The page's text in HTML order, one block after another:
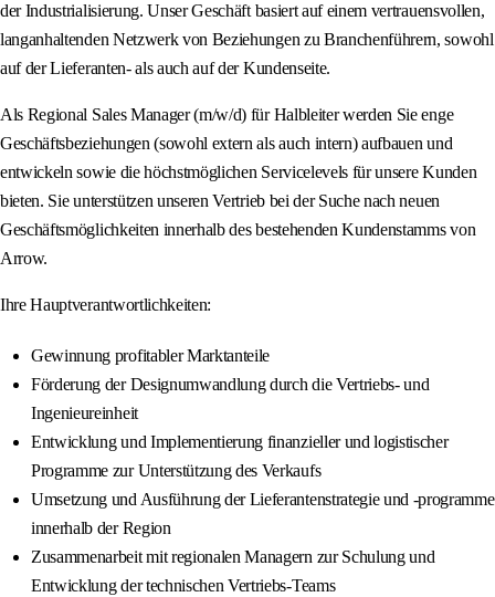
der Industrialisierung. Unser Geschäft basiert auf einem vertrauensvollen,
langanhaltenden Netzwerk von Beziehungen zu Branchenführern, sowohl
auf der Lieferanten- als auch auf der Kundenseite.
Als Regional Sales Manager (m/w/d) für Halbleiter werden Sie enge
Geschäftsbeziehungen (sowohl extern als auch intern) aufbauen und
entwickeln sowie die höchstmöglichen Servicelevels für unsere Kunden
bieten. Sie unterstützen unseren Vertrieb bei der Suche nach neuen
Geschäftsmöglichkeiten innerhalb des bestehenden Kundenstamms von
Arrow.
Ihre Hauptverantwortlichkeiten:
Gewinnung profitabler Marktanteile
Förderung der Designumwandlung durch die Vertriebs- und
Ingenieureinheit
Entwicklung und Implementierung finanzieller und logistischer
Programme zur Unterstützung des Verkaufs
Umsetzung und Ausführung der Lieferantenstrategie und -programme
innerhalb der Region
Zusammenarbeit mit regionalen Managern zur Schulung und
Entwicklung der technischen Vertriebs-Teams